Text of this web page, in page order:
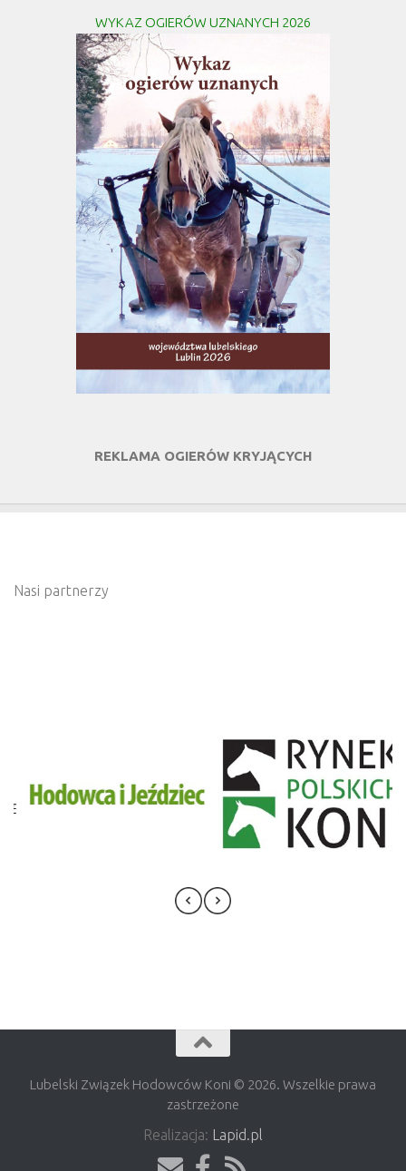
WYKAZ OGIERÓW UZNANYCH 2026
REKLAMA OGIERÓW KRYJĄCYCH
Nasi partnerzy
Lubelski Związek Hodowców Koni © 2026. Wszelkie prawa
zastrzeżone
Realizacja: Lapid.pl